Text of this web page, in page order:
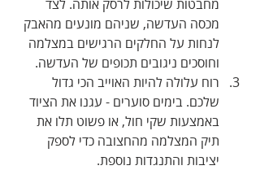
מחבטות שיכולות לרסק אותה. לצד
מכסה העדשה, שניהם מונעים מהאבק
לנחות על החלקים הרגישים במצלמה
וחוסכים ניגובים תכופים של העדשה.
רוח עלולה להיות האוייב הכי גדול
שלכם. בימים סוערים - עגנו את הציוד
באמצעות שקי חול, או פשוט תלו את
תיק המצלמה מהחצובה כדי לספק
יציבות והתנגדות נוספת.